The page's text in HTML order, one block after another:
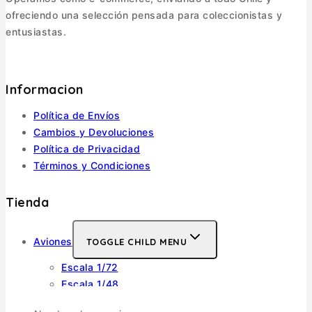
ofreciendo una selección pensada para coleccionistas y
entusiastas.
Informacion
Política de Envíos
Cambios y Devoluciones
Política de Privacidad
Términos y Condiciones
Tienda
Aviones TOGGLE CHILD MENU
Escala 1/72
Escala 1/48